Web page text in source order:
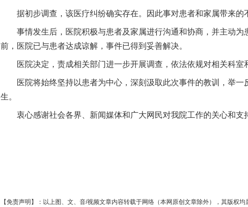
据初步调查，该医疗纠纷确实存在。因此事对患者和家属带来的
事情发生后，医院积极与患者及家属进行沟通和协商，并主动为
前，医院已与患者达成谅解，事件已得到妥善解决。
医院决定，责成相关部门进一步开展调查，依法依规对相关科室
医院将始终坚持以患者为中心，深刻汲取此次事件的教训，举一
生。
衷心感谢社会各界、新闻媒体和广大网民对我院工作的关心和支
【免责声明】：以上图、文、音/视频文章内容转载于网络（本网原创文章除外），其版权